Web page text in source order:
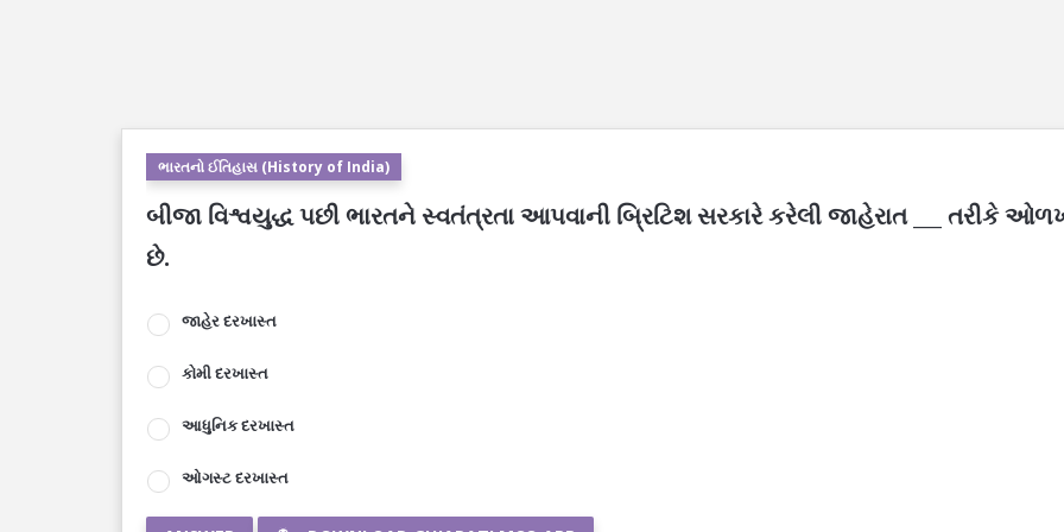
ભારતનો ઈતિહાસ (History of India)
બીજા વિશ્વયુદ્ધ પછી ભારતને સ્વતંત્રતા આપવાની બ્રિટિશ સરકારે કરેલી જાહેરાત ___ તરીકે
છે.
જાહેર દરખાસ્ત
કોમી દરખાસ્ત
આધુનિક દરખાસ્ત
ઓગસ્ટ દરખાસ્ત